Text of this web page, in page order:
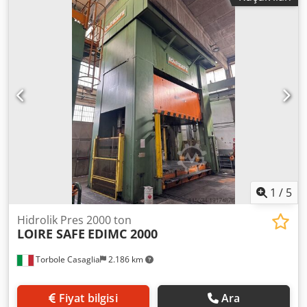
yaklaşık 13400 kg Dcjdpfxjycin Uo Aavek
1 / 5
Torbole Casaglia 2.186 km
Hidrolik Pres 2000 ton
LOIRE SAFE EDIMC 2000
Fiyat bilgisi Ara